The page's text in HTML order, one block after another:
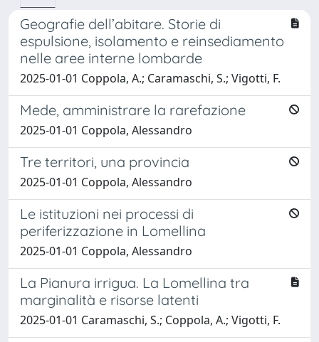
Geografie dell’abitare. Storie di
espulsione, isolamento e reinsediamento
nelle aree interne lombarde
2025-01-01 Coppola, A.; Caramaschi, S.; Vigotti, F.
Mede, amministrare la rarefazione
2025-01-01 Coppola, Alessandro
Tre territori, una provincia
2025-01-01 Coppola, Alessandro
Le istituzioni nei processi di
periferizzazione in Lomellina
2025-01-01 Coppola, Alessandro
La Pianura irrigua. La Lomellina tra
marginalità e risorse latenti
2025-01-01 Caramaschi, S.; Coppola, A.; Vigotti, F.